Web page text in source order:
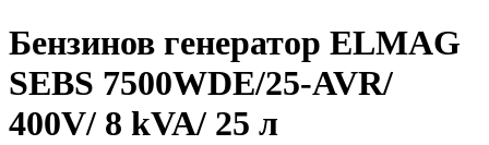
Бензинов генератор ELMAG
SEBS 7500WDE/25-AVR/
400V/ 8 kVA/ 25 л